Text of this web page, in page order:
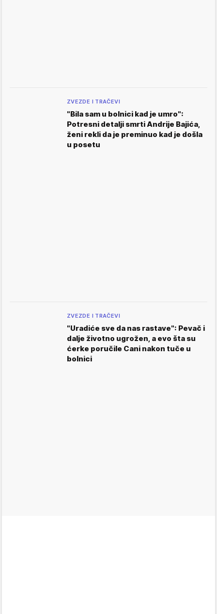
ZVEZDE I TRAČEVI
"Bila sam u bolnici kad je umro":
Potresni detalji smrti Andrije Bajića,
ženi rekli da je preminuo kad je došla
u posetu
ZVEZDE I TRAČEVI
"Uradiće sve da nas rastave": Pevač i
dalje životno ugrožen, a evo šta su
ćerke poručile Cani nakon tuče u
bolnici